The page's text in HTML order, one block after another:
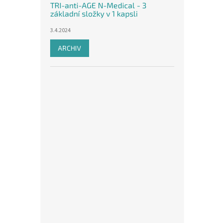
TRI-anti-AGE N-Medical - 3
základní složky v 1 kapsli
3.4.2024
ARCHIV